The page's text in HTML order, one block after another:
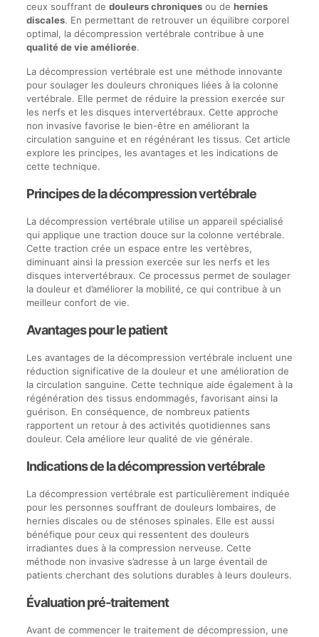
ceux souffrant de douleurs chroniquesou de hernies
discales. En permettant de retrouver un équilibre corporel
optimal, la décompression vertébrale contribue à une
qualité de vie améliorée.
La décompression vertébrale est une méthode innovante
pour soulager les douleurs chroniques liées à la colonne
vertébrale. Elle permet de réduire la pression exercée sur
les nerfs et les disques intervertébraux. Cette approche
non invasive favorise le bien-être en améliorant la
circulation sanguine et en régénérant les tissus. Cet article
explore les principes, les avantages et les indications de
cette technique.
Principes de la décompression vertébrale
La décompression vertébrale utilise un appareil spécialisé
qui applique une traction douce sur la colonne vertébrale.
Cette traction crée un espace entre les vertèbres,
diminuant ainsi la pression exercée sur les nerfs et les
disques intervertébraux. Ce processus permet de soulager
la douleur et d’améliorer la mobilité, ce qui contribue à un
meilleur confort de vie.
Avantages pour le patient
Les avantages de la décompression vertébrale incluent une
réduction significative de la douleur et une amélioration de
la circulation sanguine. Cette technique aide également à la
régénération des tissus endommagés, favorisant ainsi la
guérison. En conséquence, de nombreux patients
rapportent un retour à des activités quotidiennes sans
douleur. Cela améliore leur qualité de vie générale.
Indications de la décompression vertébrale
La décompression vertébrale est particulièrement indiquée
pour les personnes souffrant de douleurs lombaires, de
hernies discales ou de sténoses spinales. Elle est aussi
bénéfique pour ceux qui ressentent des douleurs
irradiantes dues à la compression nerveuse. Cette
méthode non invasive s’adresse à un large éventail de
patients cherchant des solutions durables à leurs douleurs.
Évaluation pré-traitement
Avant de commencer le traitement de décompression, une